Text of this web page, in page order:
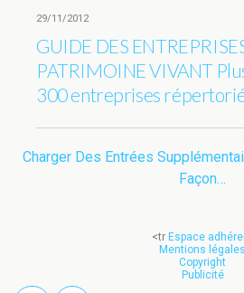
29/11/2012
GUIDE DES
PATRIMOINE VIVANT
300 entreprises
Charger Des Entrées
Façon…
<tr Espace
Mentions légales
Copyright
Publicité